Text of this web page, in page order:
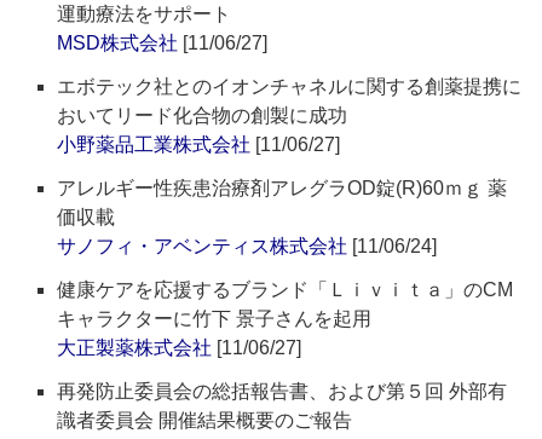
運動療法をサポート
MSD株式会社 [11/06/27]
エボテック社とのイオンチャネルに関する創薬提携に
おいてリード化合物の創製に成功
小野薬品工業株式会社 [11/06/27]
アレルギー性疾患治療剤アレグラOD錠(R)60ｍｇ 薬
価収載
サノフィ・アベンティス株式会社 [11/06/24]
健康ケアを応援するブランド「Ｌｉｖｉｔａ」のCM
キャラクターに竹下 景子さんを起用
大正製薬株式会社 [11/06/27]
再発防止委員会の総括報告書、および第５回 外部有
識者委員会 開催結果概要のご報告